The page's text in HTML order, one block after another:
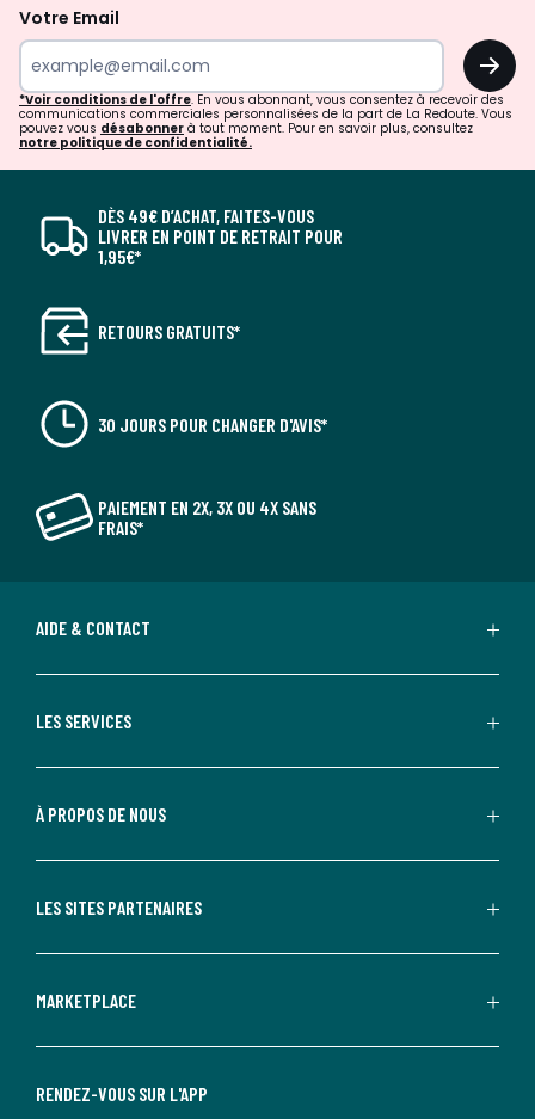
Votre Email
OK
*Voir conditions de l'offre. En vous abonnant, vous consentez à recevoir des
communications commerciales personnalisées de la part de La Redoute. Vous
pouvez vous désabonner à tout moment. Pour en savoir plus, consultez
notre politique de confidentialité.
DÈS 49€ D’ACHAT, FAITES-VOUS
LIVRER EN POINT DE RETRAIT POUR
1,95€*
RETOURS GRATUITS*
30 JOURS POUR CHANGER D'AVIS*
PAIEMENT EN 2X, 3X OU 4X SANS
FRAIS*
AIDE & CONTACT
LES SERVICES
À PROPOS DE NOUS
LES SITES PARTENAIRES
MARKETPLACE
RENDEZ-VOUS SUR L'APP